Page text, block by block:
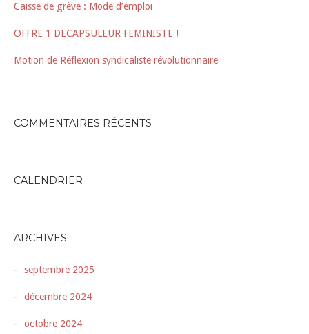
Caisse de grève : Mode d’emploi
OFFRE 1 DECAPSULEUR FEMINISTE !
Motion de Réflexion syndicaliste révolutionnaire
COMMENTAIRES RÉCENTS
CALENDRIER
ARCHIVES
septembre 2025
décembre 2024
octobre 2024